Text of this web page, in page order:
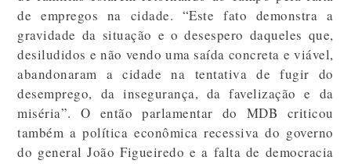
de empregos na cidade. “Este fato demonstra a
gravidade da situação e o desespero daqueles que,
desiludidos e não vendo uma saída concreta e viável,
abandonaram a cidade na tentativa de fugir do
desemprego, da insegurança, da favelização e da
miséria”. O então parlamentar do MDB criticou
também a política econômica recessiva do governo
do general João Figueiredo e a falta de democracia